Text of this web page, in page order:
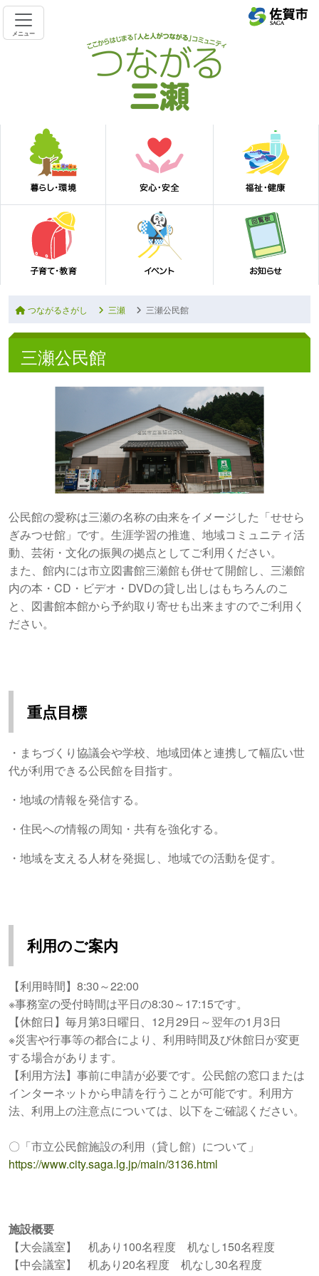
メニュー
つながるさがし 三瀬 三瀬公民館
三瀬公民館
公民館の愛称は三瀬の名称の由来をイメージした「せせら
ぎみつせ館」です。生涯学習の推進、地域コミュニティ活
動、芸術・文化の振興の拠点としてご利用ください。
また、館内には市立図書館三瀬館も併せて開館し、三瀬館
内の本・CD・ビデオ・DVDの貸し出しはもちろんのこ
と、図書館本館から予約取り寄せも出来ますのでご利用く
ださい。
重点目標
・まちづくり協議会や学校、地域団体と連携して幅広い世
代が利用できる公民館を目指す。
・地域の情報を発信する。
・住民への情報の周知・共有を強化する。
・地域を支える人材を発掘し、地域での活動を促す。
利用のご案内
【利用時間】8:30～22:00
※事務室の受付時間は平日の8:30～17:15です。
【休館日】毎月第3日曜日、12月29日～翌年の1月3日
※災害や行事等の都合により、利用時間及び休館日が変更
する場合があります。
【利用方法】事前に申請が必要です。公民館の窓口または
インターネットから申請を行うことが可能です。利用方
法、利用上の注意点については、以下をご確認ください。
〇「市立公民館施設の利用（貸し館）について」
https://www.city.saga.lg.jp/main/3136.html
施設概要
【大会議室】 机あり100名程度 机なし150名程度
【中会議室】 机あり20名程度 机なし30名程度